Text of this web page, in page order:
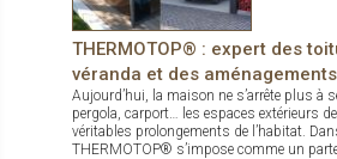
THERMOTOP® : expert des
véranda et des
Aujourd’hui, la maison ne s’arrête plus à
pergola, carport… les espaces extérieurs
véritables prolongements de l’habitat.
THERMOTOP® s’impose comme un